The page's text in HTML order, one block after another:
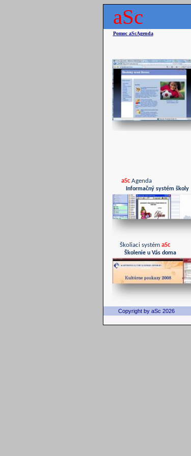
aSc
Pomoc aScAgenda
aSc Agenda
Informačný systém školy
Školiaci systém aSc
Školenie u Vás doma
Copyright by aSc 2026